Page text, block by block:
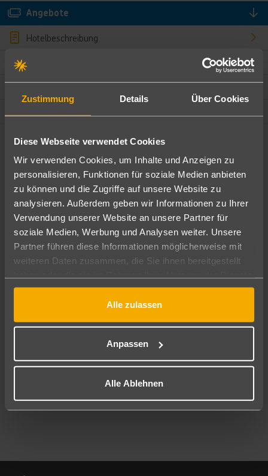
Zustimmung Details Über Cookies
Diese Webseite verwendet Cookies
Wir verwenden Cookies, um Inhalte und Anzeigen zu
personalisieren, Funktionen für soziale Medien anbieten
zu können und die Zugriffe auf unsere Website zu
analysieren. Außerdem geben wir Informationen zu Ihrer
Verwendung unserer Website an unsere Partner für
soziale Medien, Werbung und Analysen weiter. Unsere
Partner führen diese Informationen möglicherweise mit
weiteren Daten zusammen, die Sie ihnen bereitgestellt
gesammelt haben.
Alle zulassen
Anpassen
Alle Ablehnen
Angebote
Hotelbeschreibung
Bewertungen
Ändere die Kriterien nach deinen Wünschen
Pauschal Nur Hotel
Abflughafen
Alle Abflughäfen
10.08.26–08.08.27 7-21 Nächte
Mehr Filter anzeigen